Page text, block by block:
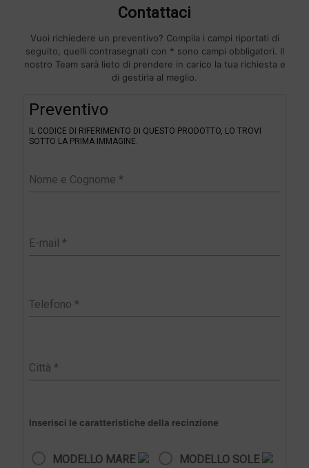
Contattaci
Vuoi richiedere un preventivo? Compila i campi riportati di
seguito, quelli contrasegnati con * sono campi obbligatori. Il
nostro Team sarà lieto di prendere in carico la tua richiesta e
di gestirla al meglio.
Preventivo
IL CODICE DI RIFERIMENTO DI QUESTO PRODOTTO, LO TROVI
SOTTO LA PRIMA IMMAGINE.
Inserisci le caratteristiche della recinzione
MODELLO MARE
MODELLO SOLE